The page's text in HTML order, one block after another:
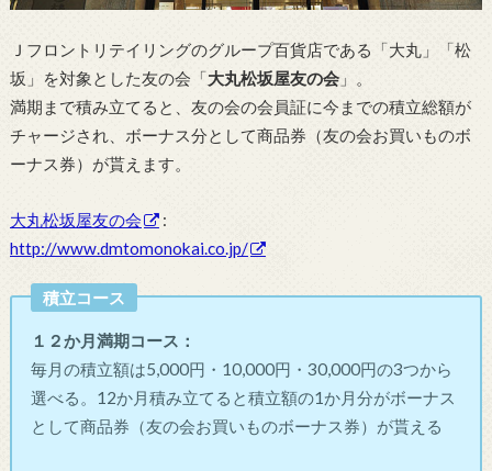
Ｊフロントリテイリングのグループ百貨店である「大丸」「松
坂」を対象とした友の会「大丸松坂屋友の会」。
満期まで積み立てると、友の会の会員証に今までの積立総額が
チャージされ、ボーナス分として商品券（友の会お買いものボ
ーナス券）が貰えます。
大丸松坂屋友の会
:
http://www.dmtomonokai.co.jp/
積立コース
１２か月満期コース：
毎月の積立額は5,000円・10,000円・30,000円の3つから
選べる。12か月積み立てると積立額の1か月分がボーナス
として商品券（友の会お買いものボーナス券）が貰える